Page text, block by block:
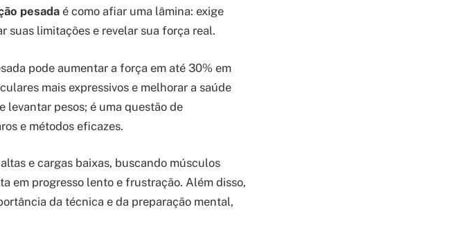
pesadaé como afiar uma lâmina: exige
suas limitações e revelar sua força real.
pode aumentar a força em até 30% em
mais expressivos e melhorar a saúde
levantar pesos; é uma questão de
e métodos eficazes.
e cargas baixas, buscando músculos
em progresso lento e frustração. Além disso,
da técnica e da preparação mental,